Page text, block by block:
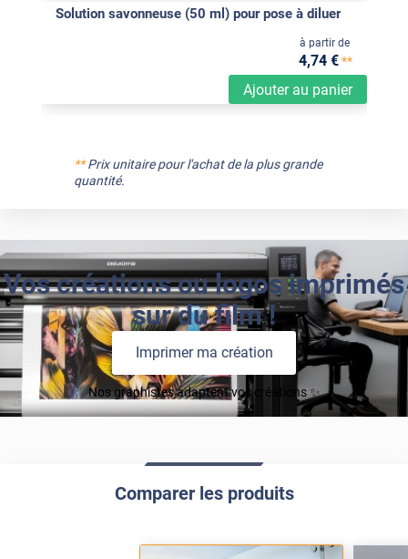
Solution savonneuse (50 ml) pour pose à diluer
Ajouter au panier
à partir de
4,74 €**
**Prix unitaire pour l'achat de la plus grande
quantité.
Vos créations ou logos imprimés
sur du film !
Imprimer ma création
Nos graphistes adaptent vos créations ✨
Comparer les produits